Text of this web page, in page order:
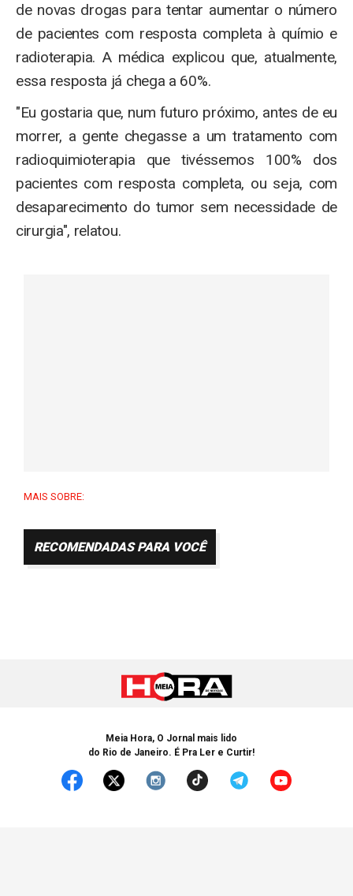
de novas drogas para tentar aumentar o número
de pacientes com resposta completa à químio e
radioterapia. A médica explicou que, atualmente,
essa resposta já chega a 60%.
"Eu gostaria que, num futuro próximo, antes de eu
morrer, a gente chegasse a um tratamento com
radioquimioterapia que tivéssemos 100% dos
pacientes com resposta completa, ou seja, com
desaparecimento do tumor sem necessidade de
cirurgia", relatou.
MAIS SOBRE:
RECOMENDADAS PARA VOCÊ
Meia Hora, O Jornal mais lido
do Rio de Janeiro. É Pra Ler e Curtir!